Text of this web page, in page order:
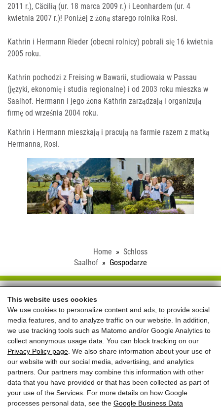
This website uses cookies
We use cookies to personalize content and ads, to provide social
media features, and to analyze traffic on our website. In addition,
we use tracking tools such as Matomo and/or Google Analytics to
collect anonymous usage data. You can block tracking on our
Privacy Policy page . We also share information about your use of
our website with our social media, advertising, and analytics
partners. Our partners may combine this information with other
data that you have provided or that has been collected as part of
your use of the Services. For more details on how Google
processes personal data, see the Google Business Data
2011 r.), Cäcilią (ur. 18 marca 2009 r.) i Leonhardem (ur. 4
kwietnia 2007 r.)! Poniżej z żoną starego rolnika Rosi.
Kathrin i Hermann Rieder (obecni rolnicy) pobrali się 16 kwietnia
2005 roku.
Kathrin pochodzi z Freising w Bawarii, studiowała w Passau
(języki, ekonomię i studia regionalne) i od 2003 roku mieszka w
Saalhof. Hermann i jego żona Kathrin zarządzają i organizują
firmę od września 2004 roku.
Kathrin i Hermann mieszkają i pracują na farmie razem z matką
Hermanna, Rosi.
Home
Schloss
Saalhof
Gospodarze
Familie Rieder ● Saalhofstr. 26 ● A-5751 Maishofen
Telefon:+43 660 5703237
REVIEWS